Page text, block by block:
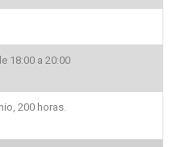
18:00 a 20:00
200 horas.